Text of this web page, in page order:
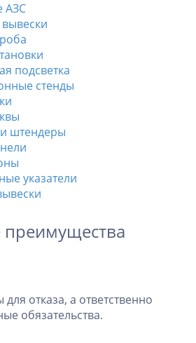
АЗС
подсветка
стенды
штендеры
указатели
отказа, а ответственно
обязательства.